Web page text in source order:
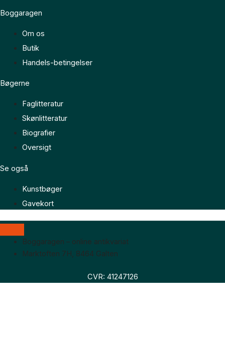
Boggaragen
Om os
Butik
Handels-betingelser
Bøgerne
Faglitteratur
Skønlitteratur
Biografier
Oversigt
Se også
Kunstbøger
Gavekort
Boggaragen – online antikvariat
Marktoften 7H, 8464 Galten
CVR: 41247126